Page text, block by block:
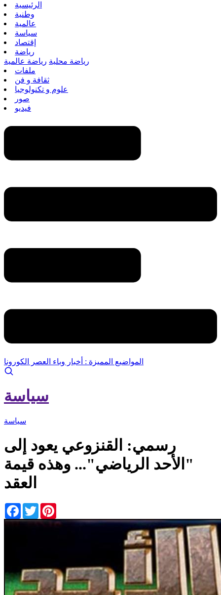
الرئيسية
وطنية
عالمية
سياسة
إقتصاد
رياضة
رياضة محلية رياضة عالمية
ملفات
ثقافة و فن
علوم و تكنولوجيا
صور
فيديو
المواضيع المميزة : أخبار وباء العصر الكورونا
سياسة
سياسة
رسمي: القنزوعي يعود إلى
"الأحد الرياضي"... وهذه قيمة
العقد
Facebook
Twitter